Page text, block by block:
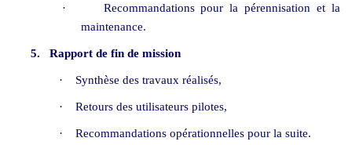
·
Recommandations pour la pérennisation et la
maintenance.
5. Rapport de fin de mission
· Synthèse des travaux réalisés,
· Retours des utilisateurs pilotes,
· Recommandations opérationnelles pour la suite.